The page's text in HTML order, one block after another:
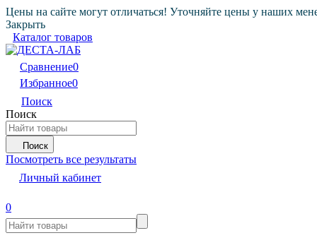
Цены на сайте могут отличаться! Уточняйте цены у наших
Закрыть
Каталог товаров
Сравнение0
Избранное0
Поиск
Поиск
Поиск
Посмотреть все результаты
Личный кабинет
0